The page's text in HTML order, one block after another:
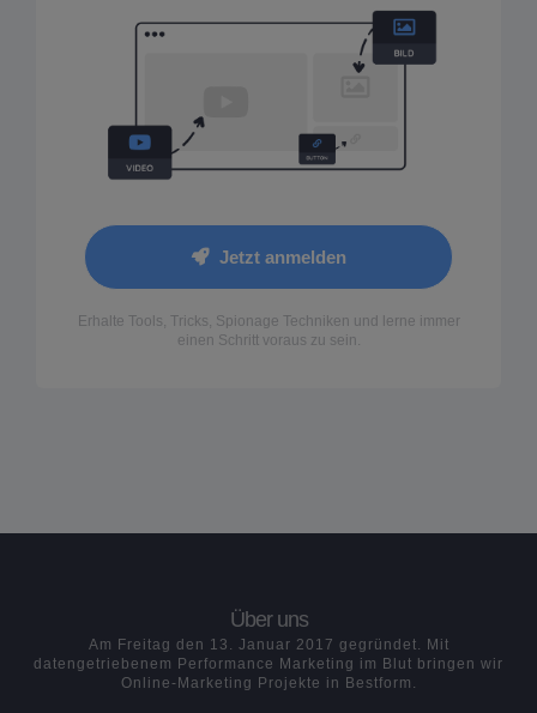
Jetzt anmelden
Erhalte Tools, Tricks, Spionage Techniken und lerne immer
einen Schritt voraus zu sein.
Über uns
Am Freitag den 13. Januar 2017 gegründet. Mit
datengetriebenem Performance Marketing im Blut bringen wir
Online-Marketing Projekte in Bestform.